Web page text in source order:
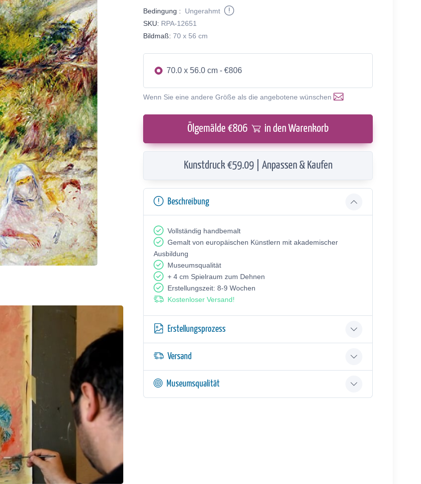
Bedingung :
Ungerahmt
SKU: RPA-12651
Bildmaß: 70 x 56 cm
70.0 x 56.0 cm - €806
Wenn Sie eine andere Größe als die angebotene wünschen
Ölgemälde €806 in den Warenkorb
Kunstdruck €59.09 | Anpassen & Kaufen
Beschreibung
Vollständig handbemalt
Gemalt von europäischen Künstlern mit akademischer
Ausbildung
Museumsqualität
+ 4 cm Spielraum zum Dehnen
Erstellungszeit: 8-9 Wochen
Kostenloser Versand!
Erstellungsprozess
Versand
Museumsqualität